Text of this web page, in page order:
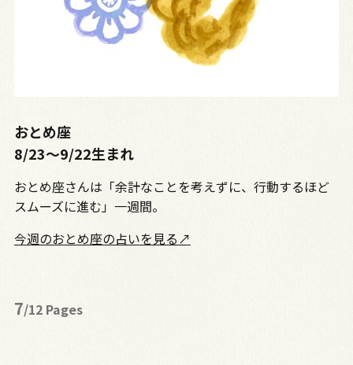
おとめ座
8/23〜9/22生まれ
おとめ座さんは「余計なことを考えずに、行動するほど
スムーズに進む」一週間。
今週のおとめ座の占いを見る↗
7/12 Pages